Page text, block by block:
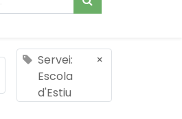
Servei:
Escola
d'Estiu
×